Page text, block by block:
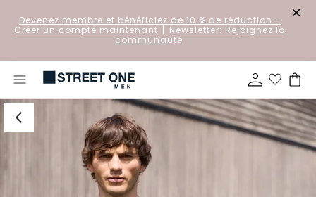
Devenez membre et bénéficiez de 10 % de réduction –
Créer un compte maintenant | Newsletter: Rejoignez la
communauté